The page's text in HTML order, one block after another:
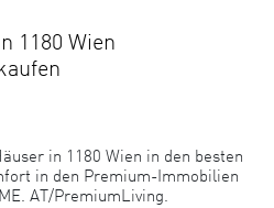
1180 Wien
in 1180 Wien in den besten
in den Premium-Immobilien
AT/PremiumLiving.